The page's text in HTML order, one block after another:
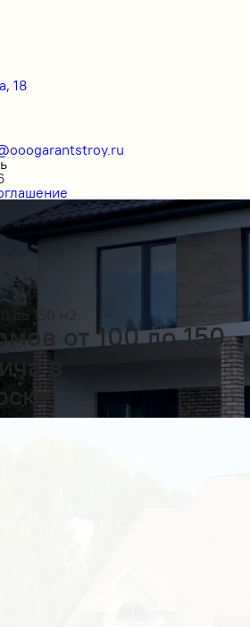
18
до 150 м2
от 100 до 150
в